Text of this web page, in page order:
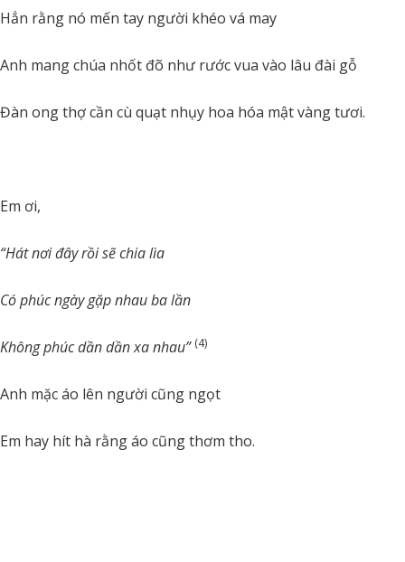
Hẳn rằng nó mến tay người khéo vá may
Anh mang chúa nhốt đõ như rước vua vào lâu đài gỗ
Đàn ong thợ cần cù quạt nhụy hoa hóa mật vàng tươi.
Em ơi,
“Hát nơi đây rồi sẽ chia lìa
Có phúc ngày gặp nhau ba lần
Không phúc dần dần xa nhau” (4)
Anh mặc áo lên người cũng ngọt
Em hay hít hà rằng áo cũng thơm tho.